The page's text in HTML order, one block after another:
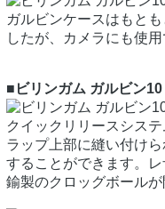
ガルビンケースはもと
したが、カメラにも使用
■ビリンガム ガルビン
クイックリリースシス
ラップ上部に縫い付け
することができます。
鍮製のクロッグボールが